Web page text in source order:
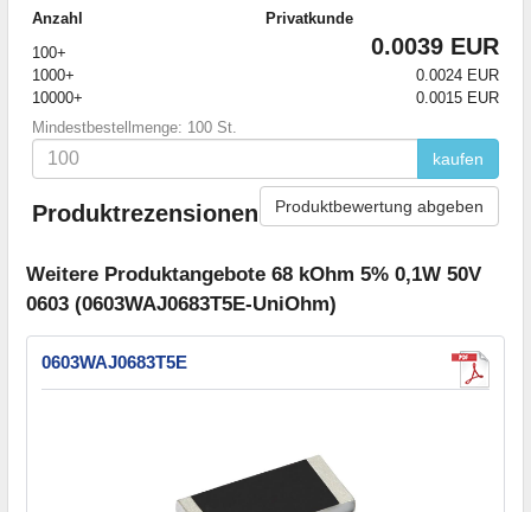
Anzahl
Privatkunde
100+
0.0039 EUR
1000+
0.0024 EUR
10000+
0.0015 EUR
Mindestbestellmenge: 100 St.
kaufen
Produktrezensionen Produktbewertung abgeben
Weitere Produktangebote 68 kOhm 5% 0,1W 50V
0603 (0603WAJ0683T5E-UniOhm)
0603WAJ0683T5E